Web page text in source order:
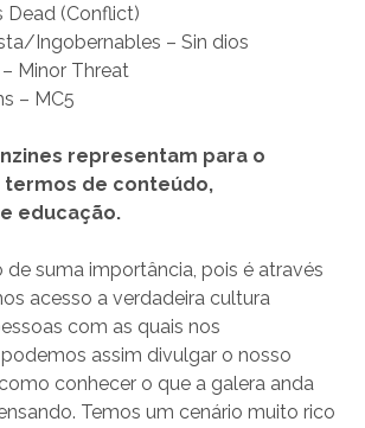
Dead (Conflict)
Ingobernables – Sin dios
– Minor Threat
– MC5
representam para o
termos de conteúdo,
educação.
de suma importância, pois é através
acesso a verdadeira cultura
com as quais nos
assim divulgar o nosso
conhecer o que a galera anda
Temos um cenário muito rico